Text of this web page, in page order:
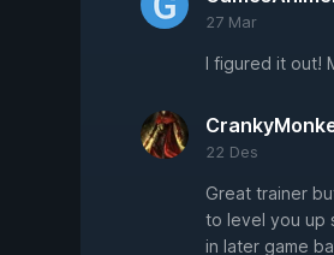
27 Mar
I figured it out!
22 Des
Great trainer
to level you up
in later game